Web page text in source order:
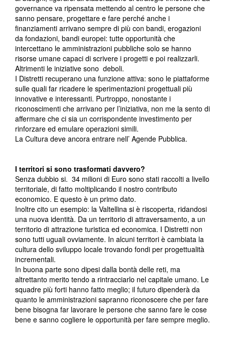
governance va ripensata mettendo al centro le persone che
sanno pensare, progettare e fare perché anche i
finanziamenti arrivano sempre di più con bandi, erogazioni
da fondazioni, bandi europei: tutte opportunità che
intercettano le amministrazioni pubbliche solo se hanno
risorse umane capaci di scrivere i progetti e poi realizzarli.
Altrimenti le iniziative sono deboli.
I Distretti recuperano una funzione attiva: sono le piattaforme
sulle quali far ricadere le sperimentazioni progettuali più
innovative e interessanti. Purtroppo, nonostante i
riconoscimenti che arrivano per l’iniziativa, non me la sento di
affermare che ci sia un corrispondente investimento per
rinforzare ed emulare operazioni simili.
La Cultura deve ancora entrare nell’ Agende Pubblica.
I territori si sono trasformati davvero?
Senza dubbio si. 34 milioni di Euro sono stati raccolti a livello
territoriale, di fatto moltiplicando il nostro contributo
economico. E questo è un primo dato.
Inoltre cito un esempio: la Valtellina si è riscoperta, ridandosi
una nuova identità. Da un territorio di attraversamento, a un
territorio di attrazione turistica ed economica. I Distretti non
sono tutti uguali ovviamente. In alcuni territori è cambiata la
cultura dello sviluppo locale trovando fondi per progettualità
incrementali.
In buona parte sono dipesi dalla bontà delle reti, ma
altrettanto merito tendo a rintracciarlo nel capitale umano. Le
squadre più forti hanno fatto meglio; il futuro dipenderà da
quanto le amministrazioni sapranno riconoscere che per fare
bene bisogna far lavorare le persone che sanno fare le cose
bene e sanno cogliere le opportunità per fare sempre meglio.